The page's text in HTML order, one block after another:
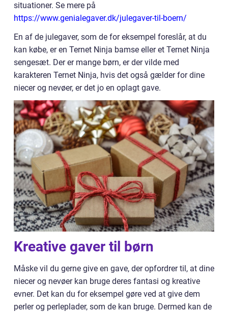
situationer. Se mere på
https://www.genialegaver.dk/julegaver-til-boern/
En af de julegaver, som de for eksempel foreslår, at du
kan købe, er en Ternet Ninja bamse eller et Ternet Ninja
sengesæt. Der er mange børn, er der vilde med
karakteren Ternet Ninja, hvis det også gælder for dine
niecer og nevøer, er det jo en oplagt gave.
Kreative gaver til børn
Måske vil du gerne give en gave, der opfordrer til, at dine
niecer og nevøer kan bruge deres fantasi og kreative
evner. Det kan du for eksempel gøre ved at give dem
perler og perleplader, som de kan bruge. Dermed kan de